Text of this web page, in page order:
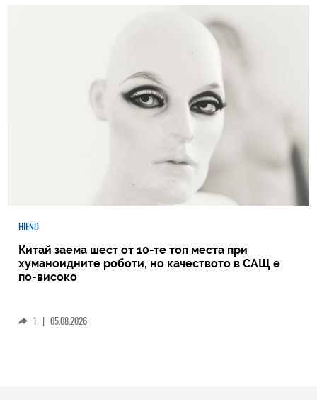
HIEND
Китай заема шест от 10-те топ места при
хуманоидните роботи, но качеството в САЩ е
по-високо
1 | 05.08.2026